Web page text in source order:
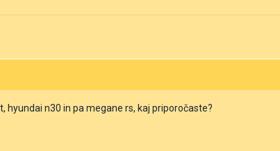
n30 in pa megane rs, kaj priporočaste?